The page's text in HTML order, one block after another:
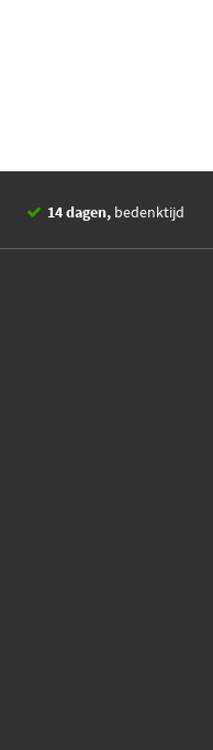
14 dagen, bedenktijd